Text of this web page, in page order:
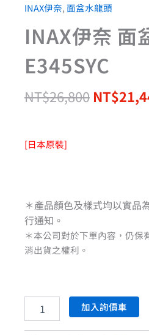
INAX伊奈,面盆水龍頭
INAX伊奈 面
E345SYC
NT$26,800 NT$
[日本原裝]
＊產品顏色及樣式均以實品
行通知。
＊本公司對於下單內容，仍保
消出貨之權利。
加入詢價車